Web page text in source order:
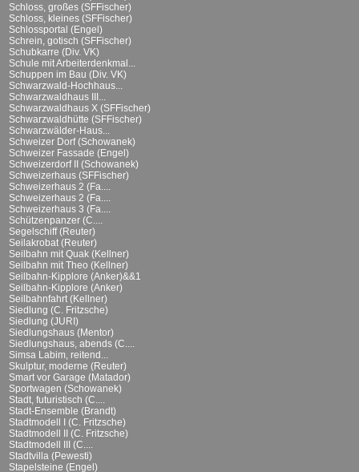
Schloss, großes (SFFischer)
Schloss, kleines (SFFischer)
Schlossportal (Engel)
Schrein, gotisch (SFFischer)
Schubkarre (Div. VK)
Schule mit Arbeiterdenkmal...
Schuppen im Bau (Div. VK)
Schwarzwald-Hochhaus...
Schwarzwaldhaus III...
Schwarzwaldhaus X (SFFischer)
Schwarzwaldhütte (SFFischer)
Schwarzwälder-Haus...
Schweizer Dorf (Schowanek)
Schweizer Fassade (Engel)
Schweizerdorf II (Schowanek)
Schweizerhaus (SFFischer)
Schweizerhaus 2 (Fa....
Schweizerhaus 2 (Fa....
Schweizerhaus 3 (Fa....
Schützenpanzer (C....
Segelschiff (Reuter)
Seilakrobat (Reuter)
Seilbahn mit Quak (Kellner)
Seilbahn mit Theo (Kellner)
Seilbahn-Kipplore (Anker)&&1
Seilbahn-Kipplore (Anker)
Seilbahnfahrt (Kellner)
Siedlung (C. Fritzsche)
Siedlung (JURI)
Siedlungshaus (Mentor)
Siedlungshaus, abends (C....
Simsa Labim, reitend...
Skulptur, moderne (Reuter)
Smart vor Garage (Matador)
Sportwagen (Schowanek)
Stadt, futuristisch (C....
Stadt-Ensemble (Brandt)
Stadtmodell I (C. Fritzsche)
Stadtmodell II (C. Fritzsche)
Stadtmodell III (C....
Stadtvilla (Pewesti)
Stapelsteine (Engel)